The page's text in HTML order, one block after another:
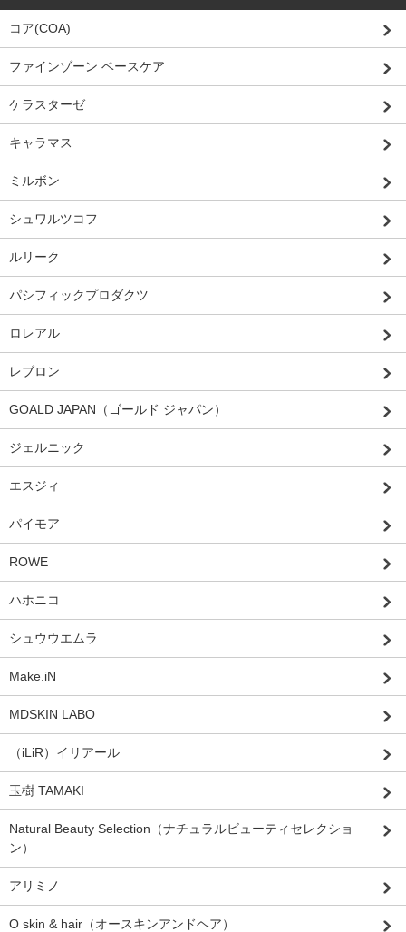
コア(COA)
ファインゾーン ベースケア
ケラスターゼ
キャラマス
ミルボン
シュワルツコフ
ルリーク
パシフィックプロダクツ
ロレアル
レブロン
GOALD JAPAN（ゴールド ジャパン）
ジェルニック
エスジィ
パイモア
ROWE
ハホニコ
シュウウエムラ
Make.iN
MDSKIN LABO
（iLiR）イリアール
玉樹 TAMAKI
Natural Beauty Selection（ナチュラルビューティセレクショ
ン）
アリミノ
O skin & hair（オースキンアンドヘア）